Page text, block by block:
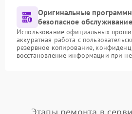
Оригинальные
безопасное
Использование официальных
аккуратная работа с
резервное копирование,
восстановление информации при